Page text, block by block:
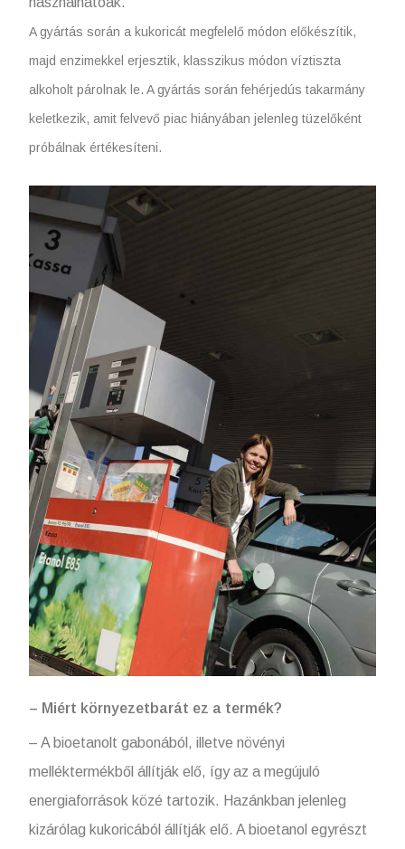
A gyártás során a kukoricát megfelelő módon előkészítik,
majd enzimekkel erjesztik, klasszikus módon víztiszta
alkoholt párolnak le. A gyártás során fehérjedús takarmány
keletkezik, amit felvevő piac hiányában jelenleg tüzelőként
próbálnak értékesíteni.
– Miért környezetbarát ez a termék?
– A bioetanolt gabonából, illetve növényi
melléktermékből állítják elő, így az a megújuló
energiaforrások közé tartozik. Hazánkban jelenleg
kizárólag kukoricából állítják elő. A bioetanol egyrészt